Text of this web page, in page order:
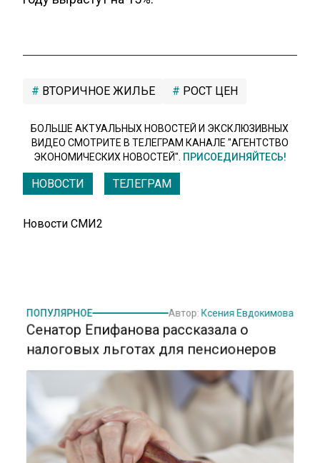
ВТОРИЧНОЕ ЖИЛЬЕ РОСТ ЦЕН
БОЛЬШЕ АКТУАЛЬНЫХ НОВОСТЕЙ И ЭКСКЛЮЗИВНЫХ
ВИДЕО СМОТРИТЕ В ТЕЛЕГРАМ КАНАЛЕ "АГЕНТСТВО
ЭКОНОМИЧЕСКИХ НОВОСТЕЙ". ПРИСОЕДИНЯЙТЕСЬ!
НОВОСТИ ТЕЛЕГРАМ
Новости СМИ2
Сенатор Епифанова рассказала о
налоговых льготах для пенсионеров